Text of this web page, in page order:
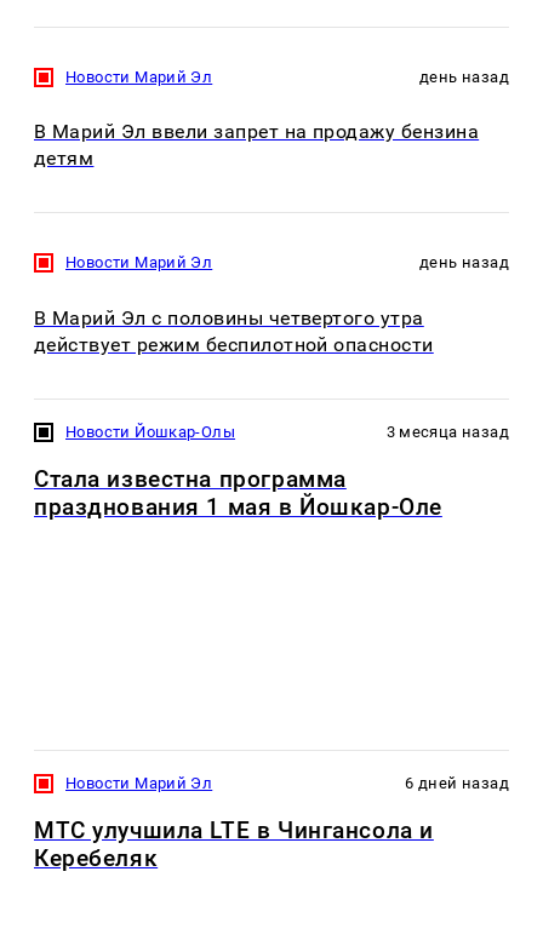
Новости Марий Эл день назад
В Марий Эл ввели запрет на продажу бензина
детям
Новости Марий Эл день назад
В Марий Эл с половины четвертого утра
действует режим беспилотной опасности
Новости Йошкар-Олы 3 месяца назад
Стала известна программа
празднования 1 мая в Йошкар-Оле
Новости Марий Эл 6 дней назад
МТС улучшила LTE в Чингансола и
Керебеляк